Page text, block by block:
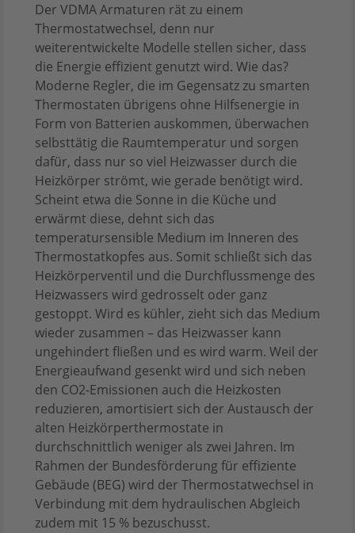
Der VDMA Armaturen rät zu einem
Thermostatwechsel, denn nur
weiterentwickelte Modelle stellen sicher, dass
die Energie effizient genutzt wird. Wie das?
Moderne Regler, die im Gegensatz zu smarten
Thermostaten übrigens ohne Hilfsenergie in
Form von Batterien auskommen, überwachen
selbsttätig die Raumtemperatur und sorgen
dafür, dass nur so viel Heizwasser durch die
Heizkörper strömt, wie gerade benötigt wird.
Scheint etwa die Sonne in die Küche und
erwärmt diese, dehnt sich das
temperatursensible Medium im Inneren des
Thermostatkopfes aus. Somit schließt sich das
Heizkörperventil und die Durchflussmenge des
Heizwassers wird gedrosselt oder ganz
gestoppt. Wird es kühler, zieht sich das Medium
wieder zusammen – das Heizwasser kann
ungehindert fließen und es wird warm. Weil der
Energieaufwand gesenkt wird und sich neben
den CO2-Emissionen auch die Heizkosten
reduzieren, amortisiert sich der Austausch der
alten Heizkörperthermostate in
durchschnittlich weniger als zwei Jahren. Im
Rahmen der Bundesförderung für effiziente
Gebäude (BEG) wird der Thermostatwechsel in
Verbindung mit dem hydraulischen Abgleich
zudem mit 15 % bezuschusst.